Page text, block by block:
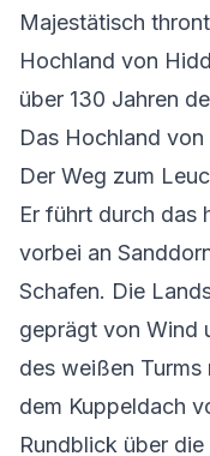
Majestätisch
Hochland von
über 130 Jahren
Das Hochland
Der Weg zum
Er führt durch das
vorbei an
Schafen. Die
geprägt von Wind
des weißen Turms
dem Kuppeldach
Rundblick über die